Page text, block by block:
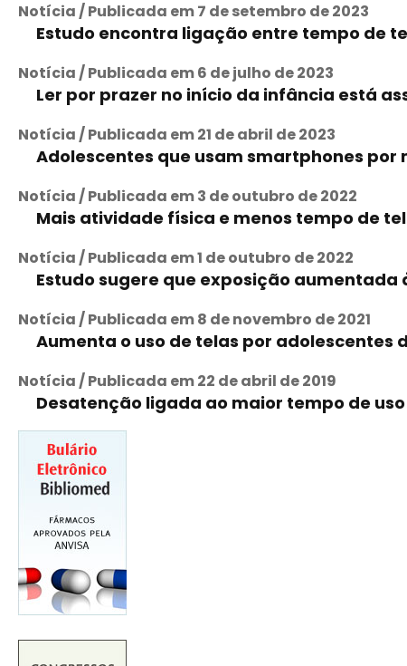
Notícia / Publicada em 7 de setembro de 2023
Estudo encontra ligação entre tempo de
Notícia / Publicada em 6 de julho de 2023
Ler por prazer no início da infância está
Notícia / Publicada em 21 de abril de 2023
Adolescentes que usam smartphones por
Notícia / Publicada em 3 de outubro de 2022
Mais atividade física e menos tempo de
Notícia / Publicada em 1 de outubro de 2022
Estudo sugere que exposição
Notícia / Publicada em 8 de novembro de 2021
Aumenta o uso de telas por adolescentes
Notícia / Publicada em 22 de abril de 2019
Desatenção ligada ao maior tempo de